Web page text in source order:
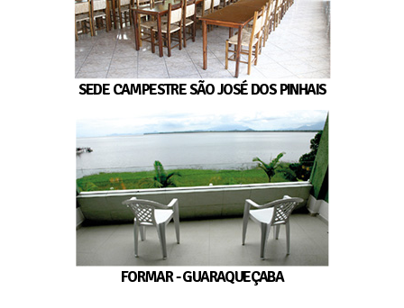
SEDE CAMPESTRE SÃO JOSÉ DOS PINHAIS
FORMAR - GUARAQUEÇABA